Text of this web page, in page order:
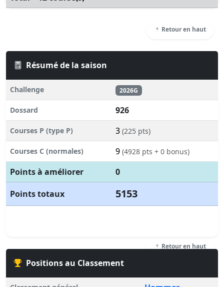
Retour en haut
Résumé de la saison
Challenge 2026G
Dossard 926
Courses P (type P) 3 (225 pts)
Courses C (normales) 9 (4928 pts + 0 bonus)
Points à améliorer
0
Points totaux
5153
Retour en haut
Positions au Classement